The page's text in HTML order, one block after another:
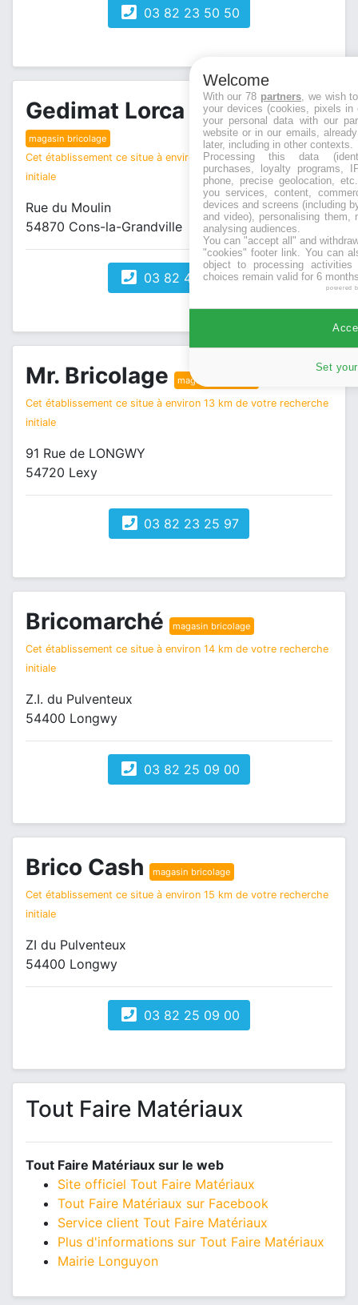
03 82 23 50 50
Gedimat Lorca Materiaux
magasin bricolage
Cet établissement ce situe à environ 10 km de votre recherche
initiale
Rue du Moulin
54870 Cons-la-Grandville
03 82 44 98 22
Mr. Bricolage magasin bricolage
Cet établissement ce situe à environ 13 km de votre recherche
initiale
91 Rue de LONGWY
54720 Lexy
03 82 23 25 97
Bricomarché magasin bricolage
Cet établissement ce situe à environ 14 km de votre recherche
initiale
Z.I. du Pulventeux
54400 Longwy
03 82 25 09 00
Brico Cash magasin bricolage
Cet établissement ce situe à environ 15 km de votre recherche
initiale
ZI du Pulventeux
54400 Longwy
03 82 25 09 00
Tout Faire Matériaux
Tout Faire Matériaux sur le web
Site officiel Tout Faire Matériaux
Tout Faire Matériaux sur Facebook
Service client Tout Faire Matériaux
Plus d'informations sur Tout Faire Matériaux
Mairie Longuyon
Welcome
With our 78 partners, we wish
your devices (cookies, pixels
your personal data with our
website or in our emails,
later, including in other contexts.
Processing this data
purchases, loyalty programs,
phone, precise geolocation,
you services, content,
devices and screens (including
and video), personalising them,
analysing audiences.
You can "accept all" and
"cookies" footer link . You can
object to processing
choices remain valid for 6
powered
Set